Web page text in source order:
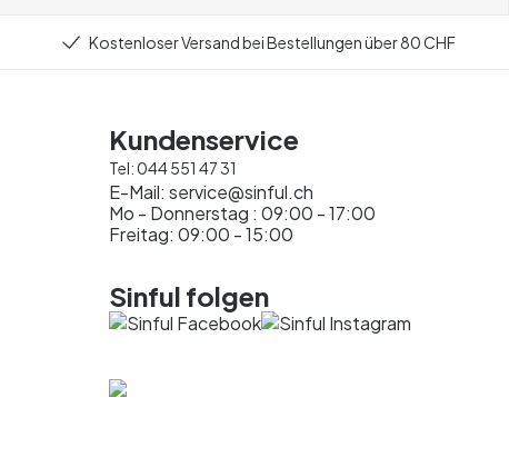
Kostenloser Versand bei Bestellungen über 80 CHF
Kundenservice
Tel:044 551 47 31
E-Mail: service@sinful.ch
Mo - Donnerstag : 09:00 - 17:00
Freitag: 09:00 - 15:00
Sinful folgen